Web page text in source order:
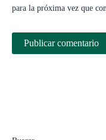
para la próxima vez que